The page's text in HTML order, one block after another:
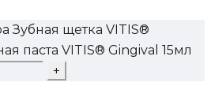
Зубная щетка VITIS®
паста VITIS® Gingival 15мл